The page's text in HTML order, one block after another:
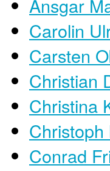
Carolin
Carsten
Christian
Christina
Christoph
Conrad